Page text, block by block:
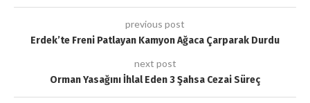
previous post
Erdek’te Freni Patlayan Kamyon Ağaca Çarparak Durdu
next post
Orman Yasağını İhlal Eden 3 Şahsa Cezai Süreç